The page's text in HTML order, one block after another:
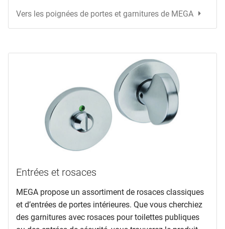
Vers les poignées de portes et garnitures de MEGA
Entrées et rosaces
MEGA propose un assortiment de rosaces classiques
et d’entrées de portes intérieures. Que vous cherchiez
des garnitures avec rosaces pour toilettes publiques